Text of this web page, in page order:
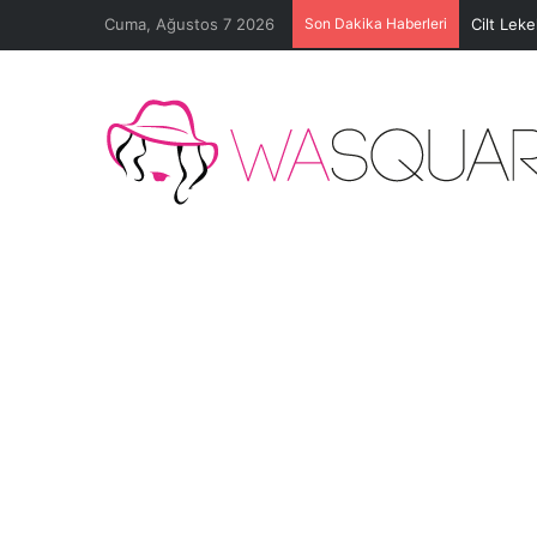
Cuma, Ağustos 7 2026 Son Dakika Haberleri Cilt